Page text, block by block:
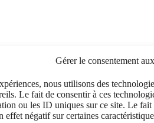
Gérer le consentement
nous utilisons des
Le fait de consentir à ces
ou les ID uniques sur ce site. Le
effet négatif sur certaines